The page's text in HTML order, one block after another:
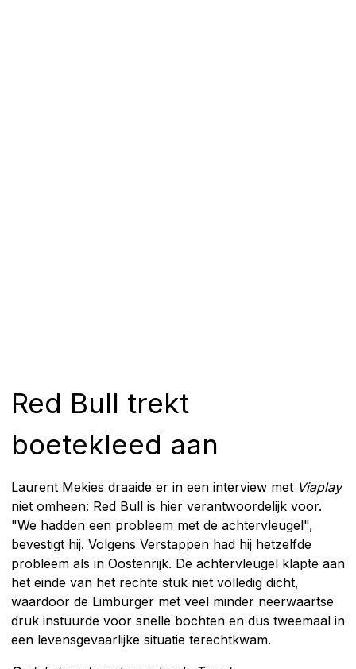
Red Bull trekt
boetekleed aan
Laurent Mekies draaide er in een interview met Viaplay
niet omheen: Red Bull is hier verantwoordelijk voor.
"We hadden een probleem met de achtervleugel",
bevestigt hij. Volgens Verstappen had hij hetzelfde
probleem als in Oostenrijk. De achtervleugel klapte aan
het einde van het rechte stuk niet volledig dicht,
waardoor de Limburger met veel minder neerwaartse
druk instuurde voor snelle bochten en dus tweemaal in
een levensgevaarlijke situatie terechtkwam.